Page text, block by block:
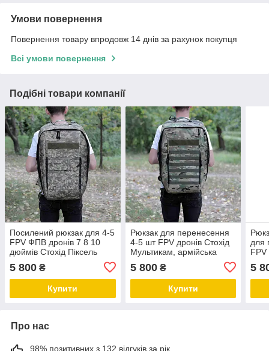
Умови повернення
Повернення товару впродовж 14 днів за рахунок покупця
Всі умови повернення
Подібні товари компанії
Посилений рюкзак для 4-5
FPV ФПВ дронів 7 8 10
дюймів Стохід Піксель
5 800 ₴
Купити
Рюкзак для перенесення
4-5 шт FPV дронів Стохід
Мультикам, армійська
тактична сумка для дронів
5 800₴
Купити
для
FPV
5
Про нас
98% позитивних з 132 відгуків за рік